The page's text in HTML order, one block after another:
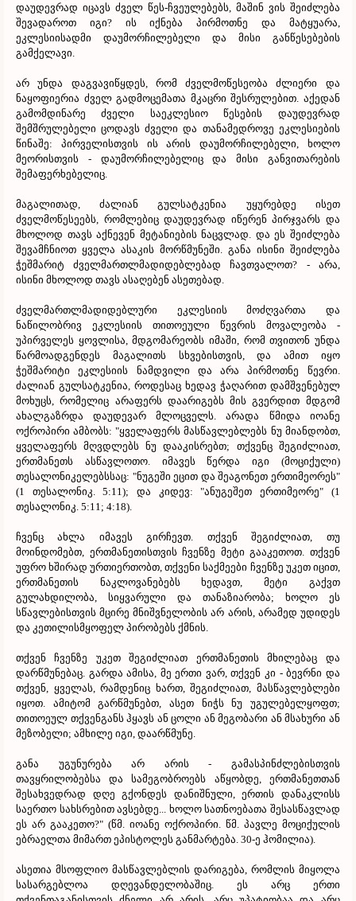
დაუდევრად იცავს ძველ წეს-ჩვეულებებს, მაშინ ვის შეიძლება
შევადაროთ იგი? ის იქნება პირმოთნე და მატყუარა,
ეკლესიისადმი დაუმორჩილებელი და მისი განწესებების
გამქელავი.
არ უნდა დაგვავიწყდეს, რომ ძველმოწესეობა ძლიერი და
ნაყოფიერია ძველ გადმოცემათა მკაცრი შესრულებით. აქედან
გამომდინარე ძველი საეკლესიო წესების დაუდევრად
შემშრულებელი ცოდავს ძველი და თანამედროვე ეკლესიების
წინაშე: პირველისთვის ის არის დაუმორჩილებელი, ხოლო
მეორისთვის - დაუმორჩილებელიც და მისი განვითარების
შემაფერხებელიც.
მაგალითად, ძალიან გულსატკენია უყურებდე ისეთ
ძველმოწესეებს, რომლებიც დაუდევრად იწერენ პირჯვარს და
მხოლოდ თავს აქნევენ მეტანიების ნაცვლად. და ეს შეიძლება
შევამჩნიოთ ყველა ასაკის მორწმუნეში. განა ისინი შეიძლება
ჭეშმარიტ ძველმართლმადიდებლებად ჩავთვალოთ? - არა,
ისინი მხოლოდ თავს ასაღებენ ასეთებად.
ძველმართლმადიდებლური ეკლესიის მოძღვართა და
ნაწილობრივ ეკლესიის თითოეული წევრის მოვალეობა -
უპირველეს ყოვლისა, მდგომარეობს იმაში, რომ თვითონ უნდა
წარმოადგენდეს მაგალითს სხვებისთვის, და ამით იყო
ჭეშმარიტი ეკლესიის ნამდვილი და არა პირმოთნე წევრი.
ძალიან გულსატკენია, როდესაც ხედავ ჭაღარით დამშვენებულ
მოხუცს, რომელიც არაფერს დაარიგებს მის გვერდით მდგომ
ახალგაზრდა დაუდევარ მლოცველს. არადა წმიდა იოანე
ოქროპირი ამბობს: "ყველაფერს მასწავლებლებს ნუ მიანდობთ,
ყველაფერს მღვდლებს ნუ დააკისრებთ; თქვენც შეგიძლიათ,
ერთმანეთს ასწავლოთო. იმავეს წერდა იგი (მოციქული)
თესალონიკელებსსაც: "ნუგეში ეცით და შეაგონეთ ერთიმეორეს"
(1 თესალონიკ. 5:11); და კიდევ: "ანუგეშეთ ერთიმეორე" (1
თესალონიკ. 5:11; 4:18).
ჩვენც ახლა იმავეს გირჩევთ. თქვენ შეგიძლიათ, თუ
მოინდომებთ, ერთმანეთისთვის ჩვენზე მეტი გააკეთოთ. თქვენ
უფრო ხშირად ურთიერთობთ, თქვენი საქმეები ჩვენზე უკეთ იცით,
ერთმანეთის ნაკლოვანებებს ხედავთ, მეტი გაქვთ
გულახდილობა, სიყვარული და თანაზიარობა; ხოლო ეს
სწავლებისთვის მცირე მნიშვნელობის არ არის, არამედ უდიდეს
და კეთილისმყოფელ პირობებს ქმნის.
თქვენ ჩვენზე უკეთ შეგიძლიათ ერთმანეთის მხილებაც და
დარწმუნებაც. გარდა ამისა, მე ერთი ვარ, თქვენ კი - ბევრნი და
თქვენ, ყველას, რამდენიც ხართ, შეგიძლიათ, მასწავლებლები
იყოთ. ამიტომ გარწმუნებთ, ასეთ ნიჭს ნუ უგულებელყოფთ;
თითოეულ თქვენგანს ჰყავს ან ცოლი ან მეგობარი ან მსახური ან
მეზობელი; ამხილე იგი, დაარწმუნე.
განა უგუნურება არ არის - გამასპინძლებისთვის
თავყრილობებსა და სამეგობროებს აწყობდე, ერთმანეთთან
შესახვედრად დღე გქონდეს დანიშნული, ერთის დანაკლისს
საერთო სახსრებით ავსებდე... ხოლო სათნოებათა შესასწავლად
ეს არ გააკეთო?" (წმ. იოანე ოქროპირი. წმ. პავლე მოციქულის
ებრაელთა მიმართ ეპისტოლეს განმარტება. 30-ე ჰომილია).
ასეთია მსოფლიო მასწავლებლის დარიგება, რომლის მიყოლა
სასარგებლოა დღევანდელობაშიც. ეს არც ერთი